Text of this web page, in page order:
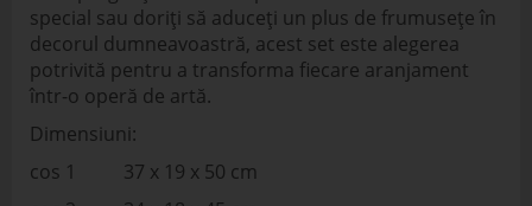
special sau doriți să aduceți un plus de frumusețe în
decorul dumneavoastră, acest set este alegerea
potrivită pentru a transforma fiecare aranjament
într-o operă de artă.
Dimensiuni:
cos 1 37 x 19 x 50 cm